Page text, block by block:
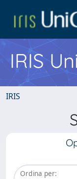
IRIS
IRIS
Ordina per: